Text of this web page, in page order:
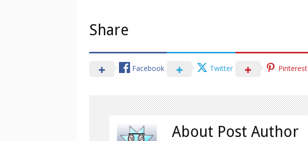
Share
Facebook Twitter Pinterest
About Post Author